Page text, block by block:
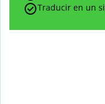
Traducir en un